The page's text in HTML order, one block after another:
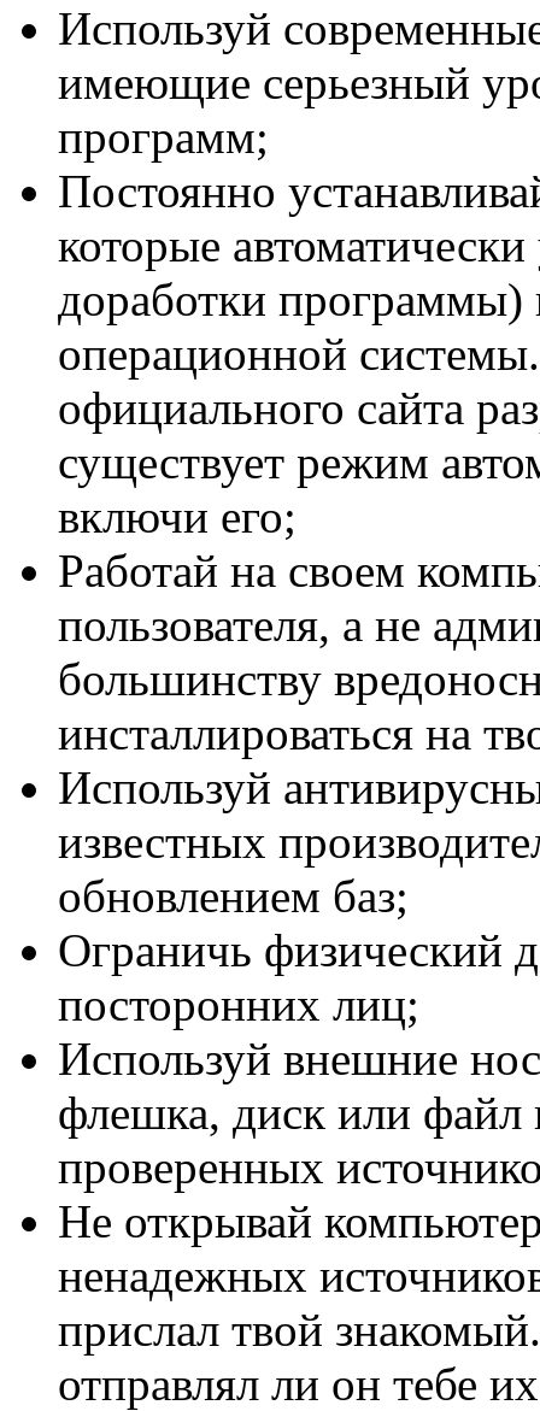
Используй
имеющие серьезный
программ;
Постоянно
которые
доработки программы)
операционной
официального сайта
существует режим
включи его;
Работай на своем
пользователя, а не
большинству
инсталлироваться на
Используй
известных
обновлением баз;
Ограничь физический
посторонних лиц;
Используй внешние
флешка, диск или файл
проверенных
Не открывай
ненадежных
прислал твой
отправлял ли он тебе